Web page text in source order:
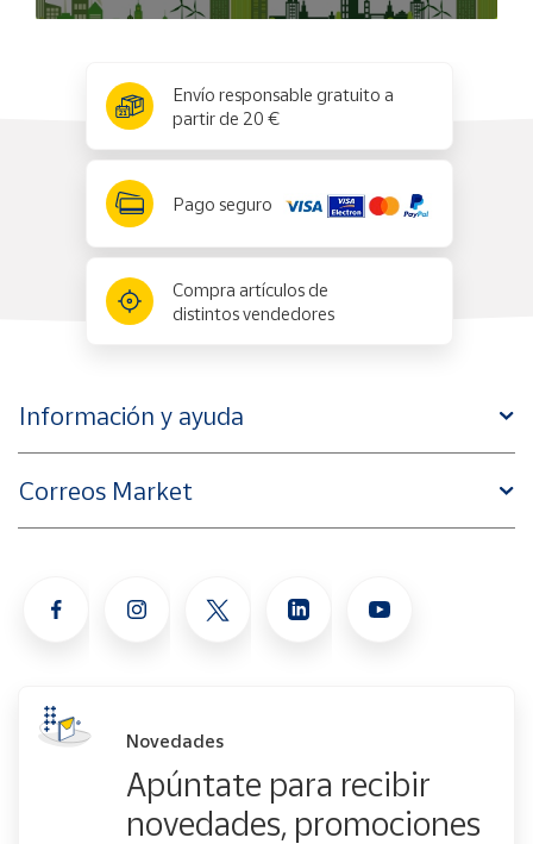
Envío responsable gratuito a
partir de 20 €
Pago seguro
Compra artículos de
distintos vendedores
Información y ayuda
Correos Market
Novedades
Apúntate para recibir
novedades, promociones